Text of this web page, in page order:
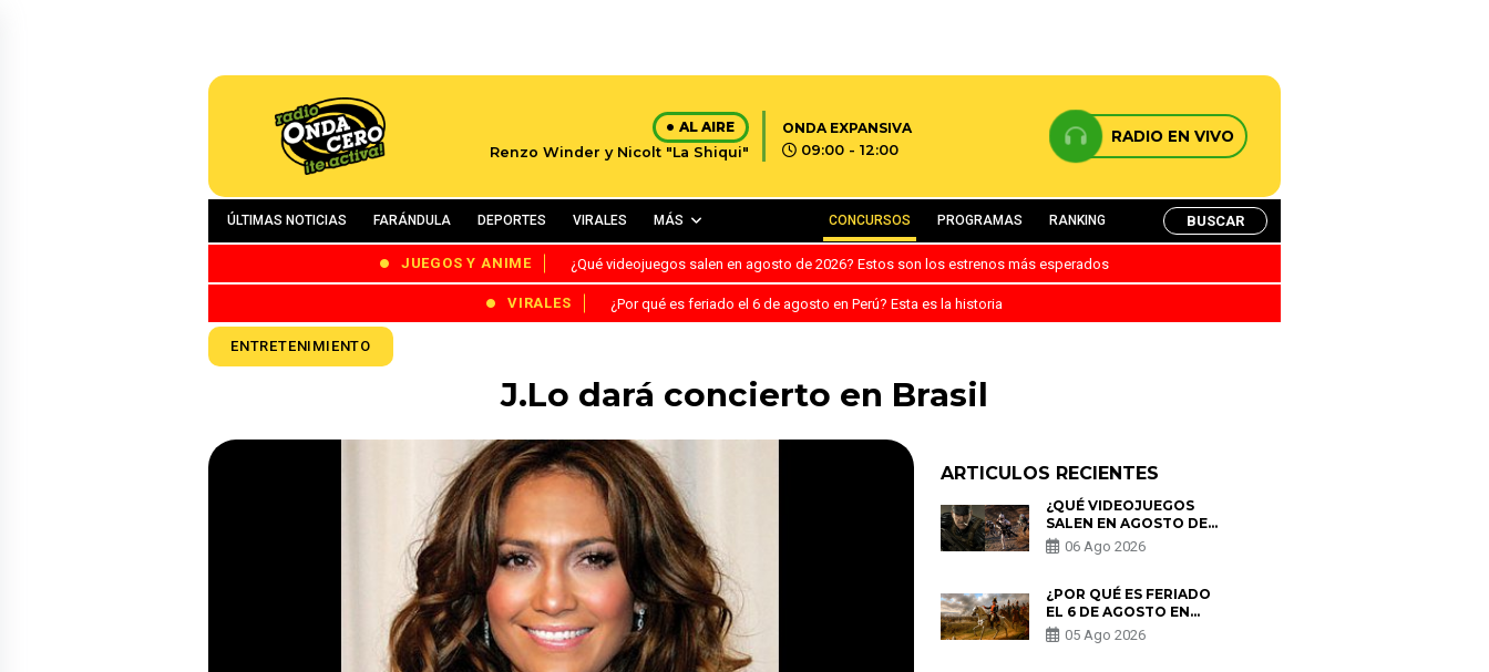
AL AIRE
Renzo Winder y Nicolt "La Shiqui"
ONDA EXPANSIVA
09:00 - 12:00
RADIO EN VIVO
ÚLTIMAS NOTICIAS FARÁNDULA DEPORTES VIRALES MÁS CONCURSOS PROGRAMAS RANKING BUSCAR
JUEGOS Y ANIME ¿Qué videojuegos salen en agosto de 2026? Estos son los estrenos más esperados
VIRALES ¿Por qué es feriado el 6 de agosto en Perú? Esta es la historia
ENTRETENIMIENTO
J.Lo dará concierto en Brasil
ARTICULOS RECIENTES
¿QUÉ VIDEOJUEGOS
SALEN EN AGOSTO DE
2026? ESTOS SON LOS
ESTRENOS MÁS
06 Ago 2026
¿POR QUÉ ES FERIADO
EL 6 DE AGOSTO EN
PERÚ? ESTA ES LA
HISTORIA
05 Ago 2026